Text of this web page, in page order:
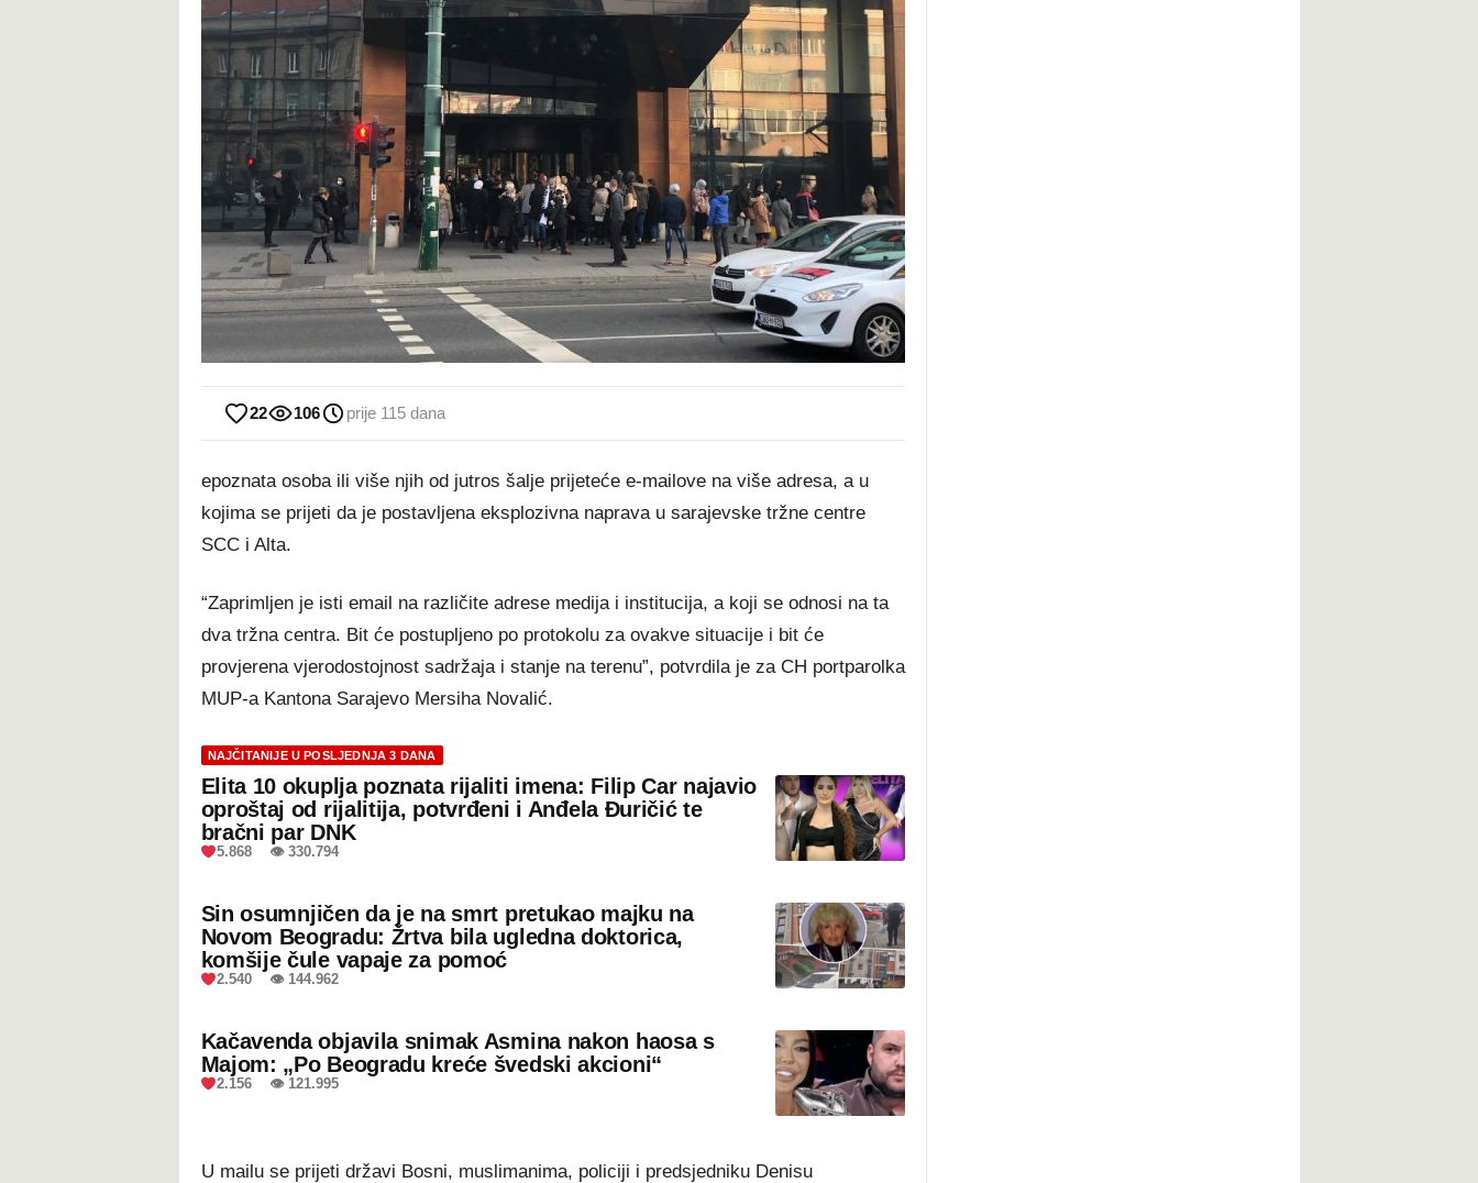
22 106 prije 115 dana
epoznata osoba ili više njih od jutros šalje prijeteće e-mailove na više adresa, a u
kojima se prijeti da je postavljena eksplozivna naprava u sarajevske tržne centre
SCC i Alta.
“Zaprimljen je isti email na različite adrese medija i institucija, a koji se odnosi na ta
dva tržna centra. Bit će postupljeno po protokolu za ovakve situacije i bit će
provjerena vjerodostojnost sadržaja i stanje na terenu”, potvrdila je za CH portparolka
MUP-a Kantona Sarajevo Mersiha Novalić.
NAJČITANIJE U POSLJEDNJA 3 DANA
Elita 10 okuplja poznata rijaliti imena: Filip Car najavio
oproštaj od rijalitija, potvrđeni i Anđela Đuričić te
bračni par DNK
5.868 👁 330.794
Sin osumnjičen da je na smrt pretukao majku na
Novom Beogradu: Žrtva bila ugledna doktorica,
komšije čule vapaje za pomoć
2.540 👁 144.962
Kačavenda objavila snimak Asmina nakon haosa s
Majom: „Po Beogradu kreće švedski akcioni“
2.156 👁 121.995
U mailu se prijeti državi Bosni, muslimanima, policiji i predsjedniku Denisu